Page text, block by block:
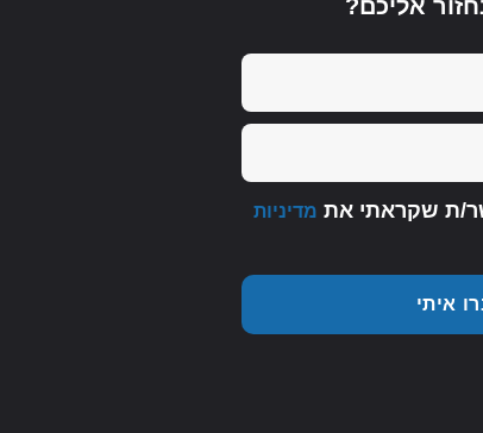
אליכם?
ת שקראתי את מדיניות
איתי